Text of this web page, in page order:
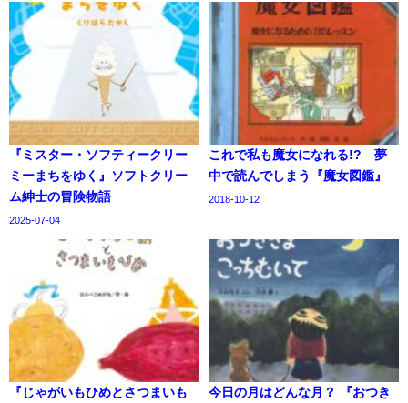
『ミスター・ソフティークリー
ミーまちをゆく』ソフトクリー
ム紳士の冒険物語
2025-07-04
これで私も魔女になれる!? 夢
中で読んでしまう『魔女図鑑』
2018-10-12
『じゃがいもひめとさつまいも 今日の月はどんな月？ 『おつき